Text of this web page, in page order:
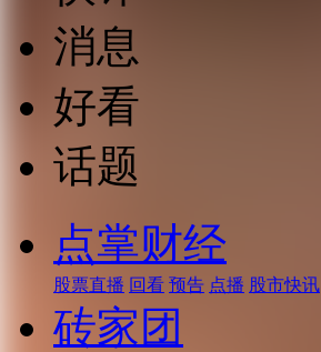
消息
好看
话题
点掌财经
股票直播 回看 预告 点播 股市快讯
砖家团